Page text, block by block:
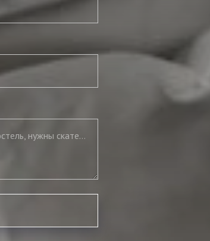
Нужны подушки, нужно полностью укомплектовать постель, нужны скатерть и салфетки